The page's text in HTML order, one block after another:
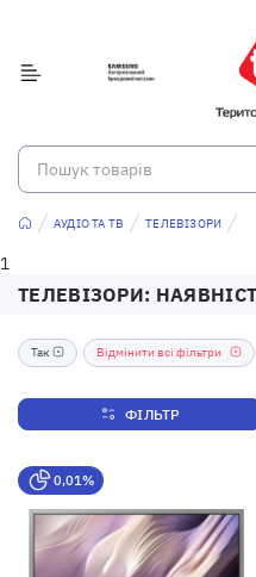
АУДІО ТА ТВ ТЕЛЕВІЗОРИ
1
ТЕЛЕВІЗОРИ:
0,01%
Так Відмінити всі фільтри
ФІЛЬТР